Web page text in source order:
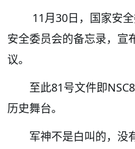
11月30日，国家安
安全委员会的备忘录，宣
议。
至此81号文件即
历史舞台。
军神不是白叫的，没